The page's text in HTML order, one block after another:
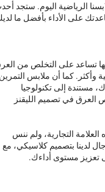
الرياضية اليوم. ستجد
على الأداء بأفضل ما
تساعد على التخلص من
وأكثر. كما أن ملابس
مستندة إلى تكنولوجيا
العرق في تصميم الليقنز
العلامة التجارية، ولم ننس
لدينا بتصميم كلاسيكي، مع
مستوى أداءك.